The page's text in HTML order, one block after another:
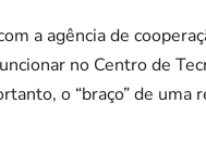
a agência de
no Centro de
o “braço” de uma